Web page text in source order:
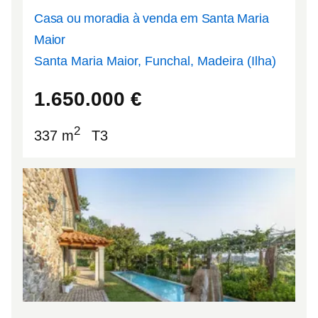
Casa ou moradia à venda em Santa Maria
Maior
Santa Maria Maior, Funchal, Madeira (Ilha)
1.650.000 €
337 m2 T3